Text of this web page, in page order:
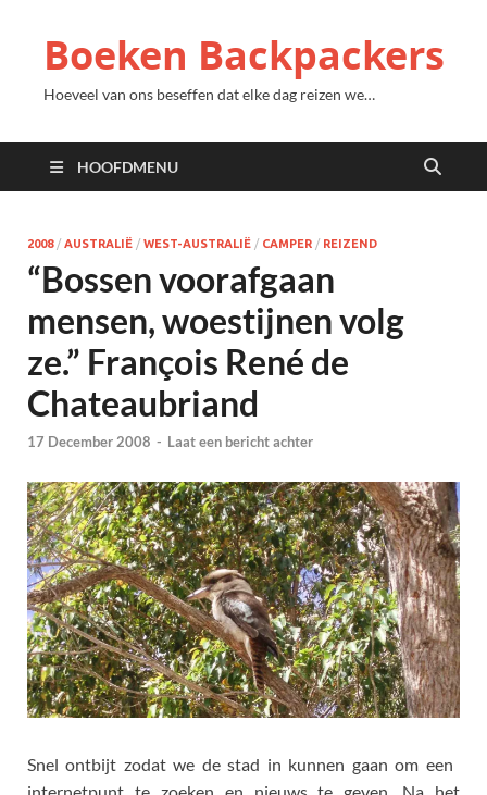
Boeken Backpackers
Hoeveel van ons beseffen dat elke dag reizen we…
HOOFDMENU
2008/ AUSTRALIË / WEST-AUSTRALIË / CAMPER / REIZEND
“Bossen voorafgaan
mensen, woestijnen volg
ze.” François René de
Chateaubriand
17 December 2008 - Laat een bericht achter
Snel ontbijt zodat we de stad in kunnen gaan om een ​​